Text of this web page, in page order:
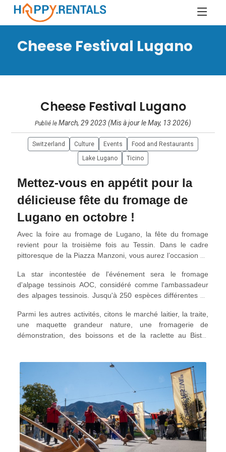
Cheese Festival Lugano
Cheese Festival Lugano
Publié le March, 29 2023 (Mis à jour le May, 13 2026)
Switzerland Culture Events
Food and Restaurants
Lake Lugano
Ticino
Mettez-vous en appétit pour la
délicieuse fête du fromage de
Lugano en octobre !
Avec la foire au fromage de Lugano, la fête du fromage
revient pour la troisième fois au Tessin. Dans le cadre
pittoresque de la Piazza Manzoni, vous aurez l’occasion de
fromagère du Tessin et des régions voisines.
La star incontestée de l'événement sera le fromage
d'alpage tessinois AOC, considéré comme l'ambassadeur
des alpages tessinois. Jusqu'à 250 espèces différentes de
C'est précisément cette grande variété qui confère au
fromage d'alpage ses caractéristiques gustatives uniques.
Une place sera également accordée aux spécialités et aux
une touche suprarégionale, certaines fromageries situées
au-delà du Gothard présenteront leurs délicieuses
spécialités.
Parmi les autres activités, citons le marché laitier, la traite,
une maquette grandeur nature, une fromagerie de
démonstration, des boissons et de la raclette au Bistrò